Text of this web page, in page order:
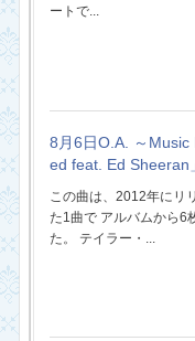
ートで...
8月6日O.A. ～
ed feat. Ed Sheeran
この曲は、2012年にリ
た1曲で アルバムから6
た。 テイラー・...